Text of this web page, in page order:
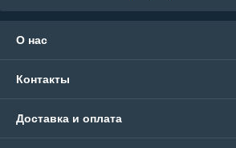
О нас
Контакты
Доставка и оплата